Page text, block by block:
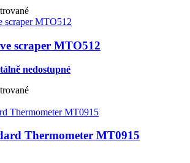
scraper MTO512
nedostupné
Thermometer MT0915